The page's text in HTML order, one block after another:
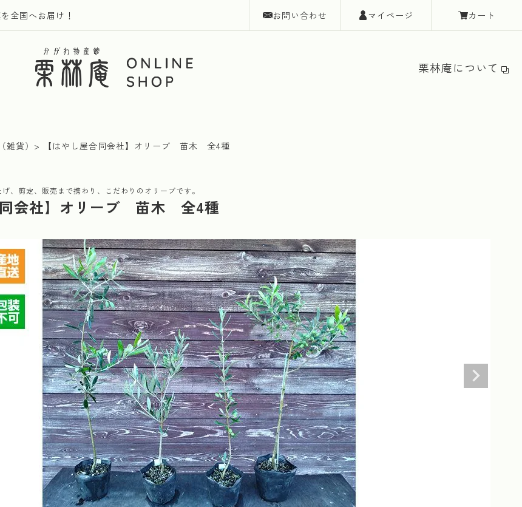
全国へお届け！ お問い合わせ マイページ カート
栗林庵について
雑貨） 【はやし屋合同会社】オリーブ 苗木 全4種
、剪定、販売まで携わり、こだわりのオリーブです。
同会社】オリーブ 苗木 全4種